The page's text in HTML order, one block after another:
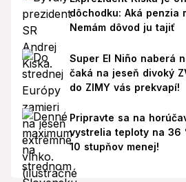
dôchodku: Aká penzia
Nemám dôvod ju tajiť
Super El Niño naberá
čaká na jeseň divoký
do ZIMY vás prekvapí!
Pripravte sa na
vystrelia teploty na 36
10 stupňov menej!